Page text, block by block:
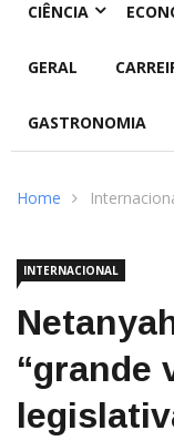
CIÊNCIA
GERAL
GASTRONOMIA
Home
INTERNACIONAL
“grande